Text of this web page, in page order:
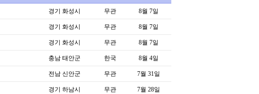
경기 화성시 무관 8월 7일
경기 화성시 무관 8월 7일
경기 화성시 무관 8월 7일
충남 태안군 한국 8월 4일
전남 신안군 무관 7월 31일
경기 하남시 무관 7월 28일